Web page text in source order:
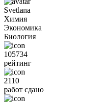
Svetlana
Химия
Экономика
Биология
105734
рейтинг
2110
работ сдано